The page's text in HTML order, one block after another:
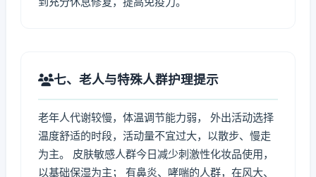
七、老人与特殊人群护理提示
老年人代谢较慢，体温调节能力弱， 外出活动选择
温度舒适的时段，活动量不宜过大，以散步、慢走
为主。 皮肤敏感人群今日减少刺激性化妆品使用，
以基础保湿为主； 有鼻炎、哮喘的人群，在风大、